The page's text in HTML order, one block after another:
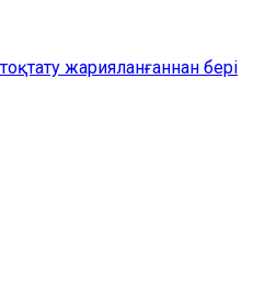
жарияланғаннан бері